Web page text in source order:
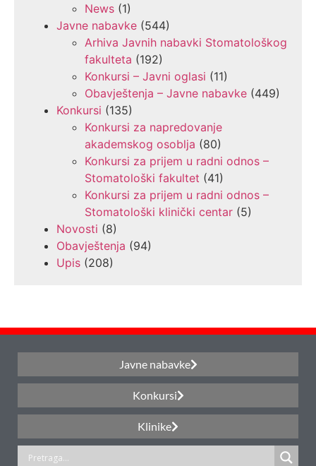
News (1)
Javne nabavke (544)
Arhiva Javnih nabavki Stomatološkog
fakulteta (192)
Konkursi – Javni oglasi (11)
Obavještenja – Javne nabavke (449)
Konkursi (135)
Konkursi za napredovanje
akademskog osoblja (80)
Konkursi za prijem u radni odnos –
Stomatološki fakultet (41)
Konkursi za prijem u radni odnos –
Stomatološki klinički centar (5)
Novosti (8)
Obavještenja (94)
Upis (208)
Javne nabavke
Konkursi
Klinike